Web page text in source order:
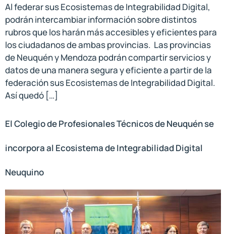
Al federar sus Ecosistemas de Integrabilidad Digital,
podrán intercambiar información sobre distintos
rubros que los harán más accesibles y eficientes para
los ciudadanos de ambas provincias. Las provincias
de Neuquén y Mendoza podrán compartir servicios y
datos de una manera segura y eficiente a partir de la
federación sus Ecosistemas de Integrabilidad Digital.
Así quedó […]
El Colegio de Profesionales Técnicos de Neuquén se
incorpora al Ecosistema de Integrabilidad Digital
Neuquino